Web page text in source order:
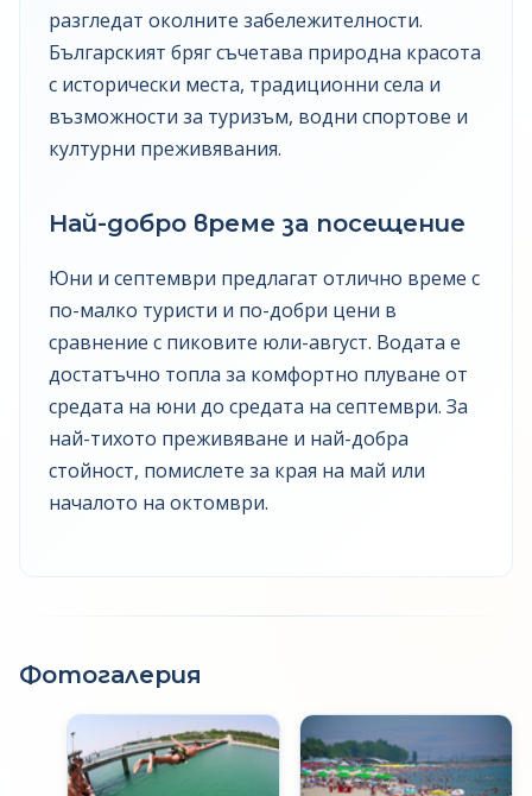
разгледат околните забележителности.
Българският бряг съчетава природна красота
с исторически места, традиционни села и
възможности за туризъм, водни спортове и
културни преживявания.
Най-добро време за посещение
Юни и септември предлагат отлично време с
по-малко туристи и по-добри цени в
сравнение с пиковите юли-август. Водата е
достатъчно топла за комфортно плуване от
средата на юни до средата на септември. За
най-тихото преживяване и най-добра
стойност, помислете за края на май или
началото на октомври.
Фотогалерия